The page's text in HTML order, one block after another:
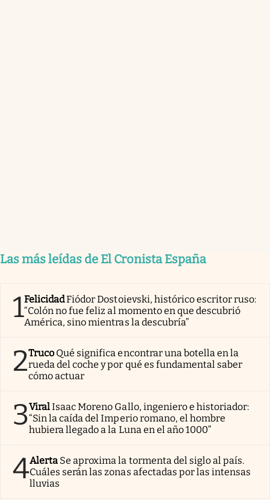
Las más leídas de El Cronista España
1FelicidadFiódor Dostoievski, histórico escritor ruso:
“Colón no fue feliz al momento en que descubrió
América, sino mientras la descubría”
2Truco Qué significa encontrar una botella en la
rueda del coche y por qué es fundamental saber
cómo actuar
3ViralIsaac Moreno Gallo, ingeniero e historiador:
“Sin la caída del Imperio romano, el hombre
hubiera llegado a la Luna en el año 1000”
4Alerta Se aproxima la tormenta del siglo al país.
Cuáles serán las zonas afectadas por las intensas
lluvias